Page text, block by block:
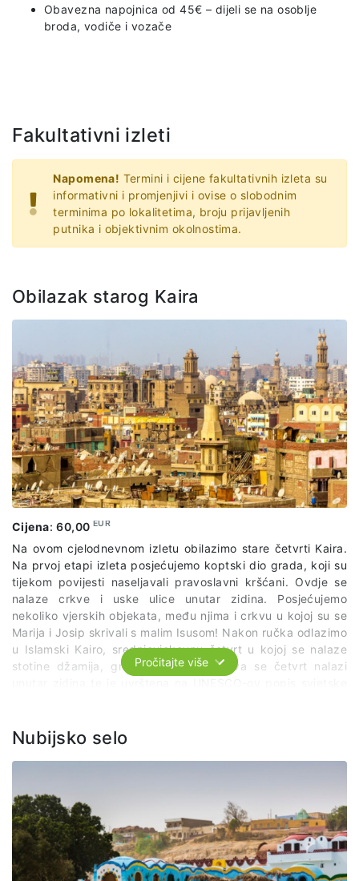
Obavezna napojnica od 45€ – dijeli se na osoblje
broda, vodiče i vozače
Fakultativni izleti
Napomena! Termini i cijene fakultativnih izleta su
informativni i promjenjivi i ovise o slobodnim
terminima po lokalitetima, broju prijavljenih
putnika i objektivnim okolnostima.
Obilazak starog Kaira
Cijena:60,00 EUR
Na ovom cjelodnevnom izletu obilazimo stare četvrti Kaira.
Na prvoj etapi izleta posjećujemo koptski dio grada, koji su
tijekom povijesti naseljavali pravoslavni kršćani. Ovdje se
nalaze crkve i uske ulice unutar zidina. Posjećujemo
nekoliko vjerskih objekata, među njima i crkvu u kojoj su se
Marija i Josip skrivali s malim Isusom! Nakon ručka odlazimo
u Islamski Kairo, srednjovjekovnu četvrt u kojoj se nalaze
stotine džamija, grobnica i utvrda. Ova se četvrt nalazi
Pročitajte više
Nubijsko selo